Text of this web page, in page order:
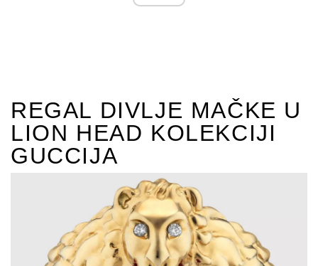
REGAL DIVLJE MAČKE U
LION HEAD KOLEKCIJI
GUCCIJA